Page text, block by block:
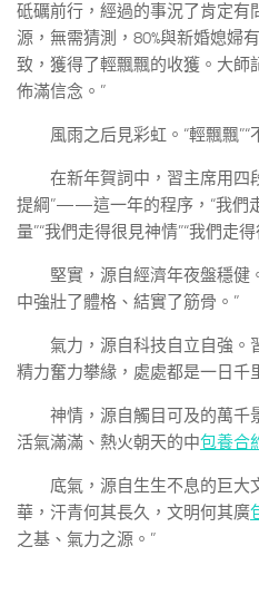
砥礪前行，經過的事況了肯定有
源，無需猜測，80%與新婚媳婦
致，獲得了輕飄飄的收獲。大師
佈滿信念。”
風雨之后見彩虹。“輕飄飄”“
在新年賀詞中，習主席用四
提綱”——這一年的程序，“我們
量”“我們走得很見神情”“我們走得
堅實，源自經濟年夜盤穩健
中強壯了體格、結實了筋骨。”
氣力，源自科技自立自強。
精力奮力攀緣，處處都是一日千
神情，源自觸目可及的萬千
活氣滿滿、熱火朝天的中包養合
底氣，源自生生不息的巨大
華，汗青何其長久，文明何其廣
之基、氣力之源。”